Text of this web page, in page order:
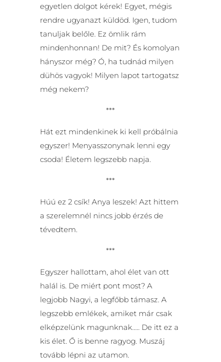
egyetlen dolgot kérek! Egyet, mégis
rendre ugyanazt küldöd. Igen, tudom
tanuljak belőle. Ez ömlik rám
mindenhonnan! De mit? És komolyan
hányszor még? Ó, ha tudnád milyen
dühös vagyok! Milyen lapot tartogatsz
még nekem?
***
Hát ezt mindenkinek ki kell próbálnia
egyszer! Menyasszonynak lenni egy
csoda! Életem legszebb napja.
***
Húú ez 2 csík! Anya leszek! Azt hittem
a szerelemnél nincs jobb érzés de
tévedtem.
***
Egyszer hallottam, ahol élet van ott
halál is. De miért pont most? A
legjobb Nagyi, a legfőbb támasz. A
legszebb emlékek, amiket már csak
elképzelünk magunknak….. De itt ez a
kis élet. Ő is benne ragyog. Muszáj
tovább lépni az utamon.